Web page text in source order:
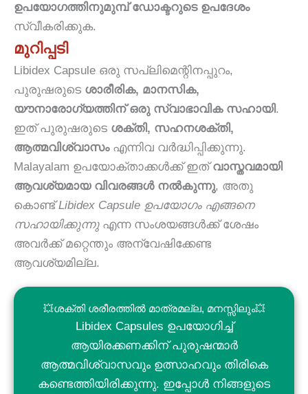
ഉപയോഗത്തിനുമുമ്പ് ഡോക്ടറുടെ ഉപദേശം
സ്വീകരിക്കുക.
മുറിപ്പടി
Libidex Capsule ഒരു സപ്ലിമെന്റിനപ്പുറം,
പുരുഷരുടെ ശാരീരിക, മാനസിക,
യൗനാരോഗ്യത്തിന് ഒരു സ്വാഭാവിക സഹായി.
ഇത് പുരുഷരുടെ ശക്തി, സഹനശക്തി,
ആത്മവിശ്വാസംഎന്നിവ വർദ്ധിപ്പിക്കുന്നു.
Malayalam ഉപയോക്താക്കൾക്ക് ഇത്വാസ്തവമായി
ആവശ്യമായ വിവരങ്ങൾ നൽകുന്നു, അതു
കൊണ്ട്Libidex Capsule ഉപയോഗം എങ്ങനെ
സഹായിക്കുന്നുഎന്ന സംശയങ്ങൾക്ക് ശേഷം
അവർക്ക് മറ്റെന്തും അന്വേഷിക്കേണ്ട
ആവശ്യമില്ല.
💥ശക്തി ശരീരത്തിൽ മാത്രമല്ല, മനസ്സിലും💥
Libidex Capsules ഉപയോഗിച്ച്
ആയിരക്കണക്കിന് പുരുഷന്മാർ
ആത്മവിശ്വാസവും ഉത്സാഹവും തിരികെ
കണ്ടെത്തിയിരിക്കുന്നു. ഇപ്പോൾ നിങ്ങളുടെ